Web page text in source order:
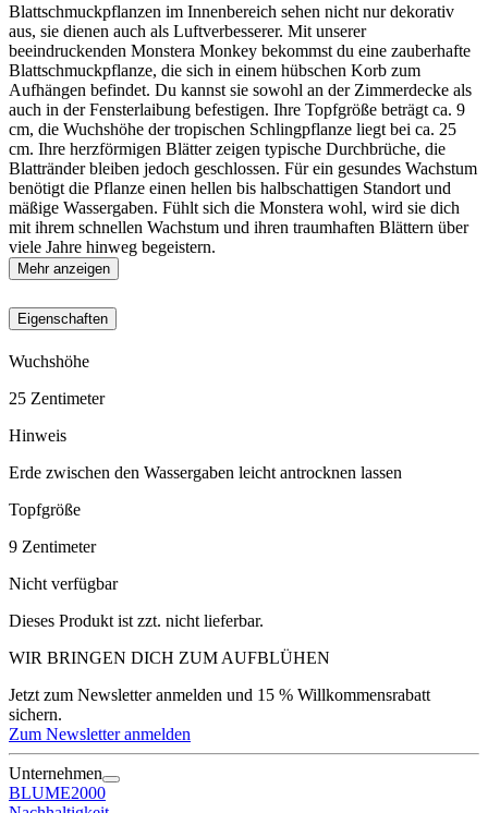
Blattschmuckpflanzen im Innenbereich sehen nicht nur dekorativ
aus, sie dienen auch als Luftverbesserer. Mit unserer
beeindruckenden Monstera Monkey bekommst du eine zauberhafte
Blattschmuckpflanze, die sich in einem hübschen Korb zum
Aufhängen befindet. Du kannst sie sowohl an der Zimmerdecke als
auch in der Fensterlaibung befestigen. Ihre Topfgröße beträgt ca. 9
cm, die Wuchshöhe der tropischen Schlingpflanze liegt bei ca. 25
cm. Ihre herzförmigen Blätter zeigen typische Durchbrüche, die
Blattränder bleiben jedoch geschlossen. Für ein gesundes Wachstum
benötigt die Pflanze einen hellen bis halbschattigen Standort und
mäßige Wassergaben. Fühlt sich die Monstera wohl, wird sie dich
mit ihrem schnellen Wachstum und ihren traumhaften Blättern über
viele Jahre hinweg begeistern.
Mehr anzeigen
Eigenschaften
Wuchshöhe
25 Zentimeter
Hinweis
Erde zwischen den Wassergaben leicht antrocknen lassen
Topfgröße
9 Zentimeter
Nicht verfügbar
Dieses Produkt ist zzt. nicht lieferbar.
WIR BRINGEN DICH ZUM AUFBLÜHEN
Jetzt zum Newsletter anmelden und 15 % Willkommensrabatt
sichern.
Zum Newsletter anmelden
Unternehmen
BLUME2000